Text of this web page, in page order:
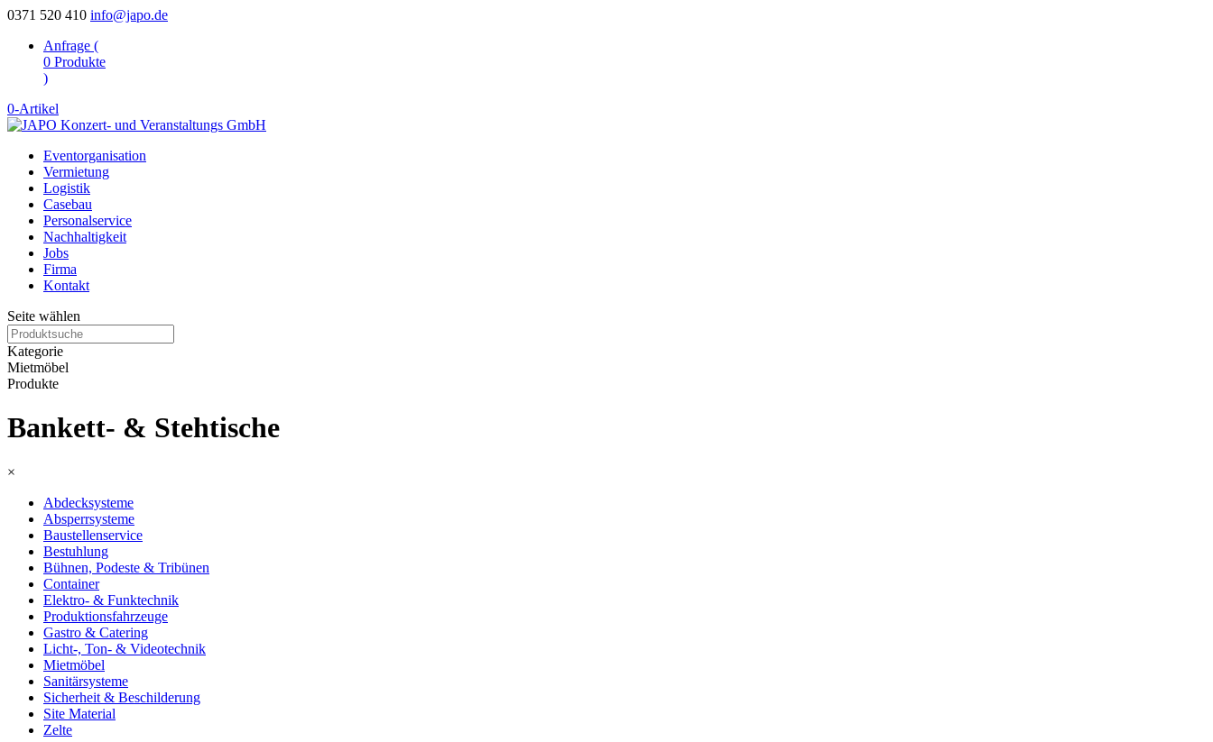
0371 520 410 info@japo.de
Anfrage (
0 Produkte
)
0-Artikel
Eventorganisation
Vermietung
Logistik
Casebau
Personalservice
Nachhaltigkeit
Jobs
Firma
Kontakt
Seite wählen
Kategorie
Mietmöbel
Produkte
Bankett- & Stehtische
×
Abdecksysteme
Absperrsysteme
Baustellenservice
Bestuhlung
Bühnen, Podeste & Tribünen
Container
Elektro- & Funktechnik
Produktionsfahrzeuge
Gastro & Catering
Licht-, Ton- & Videotechnik
Mietmöbel
Sanitärsysteme
Sicherheit & Beschilderung
Site Material
Zelte